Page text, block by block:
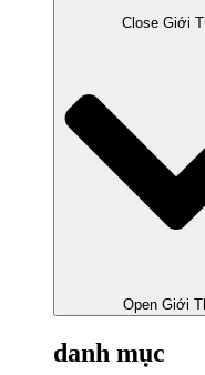
Close Giới
Open Giới
danh mục